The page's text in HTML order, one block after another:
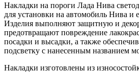
Накладки на пороги Лада Нива
для установки на автомобиль Нива и
Изделия выполняют защитную и
предотвращают повреждение
посадки и высадки, а также
подсветку с нанесенным названием
Накладки изготовлены из